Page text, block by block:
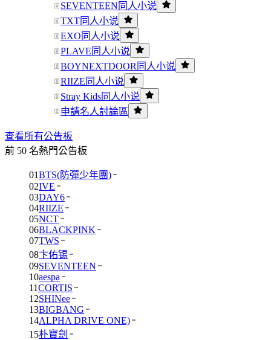
SEVENTEEN同人小说
TXT同人小说
EXO同人小说
PLAVE同人小说
BOYNEXTDOOR同人小说
RIIZE同人小说
Stray Kids同人小说
申請名人討論區
查看所有公告板
前 50 名熱門公告板
01BTS(防彈少年團)
02IVE
03DAY6
04RIIZE
05NCT
06BLACKPINK
07TWS
08卞佑锡
09SEVENTEEN
10aespa
11CORTIS
12SHINee
13BIGBANG
14ALPHA DRIVE ONE)
15朴寶劍